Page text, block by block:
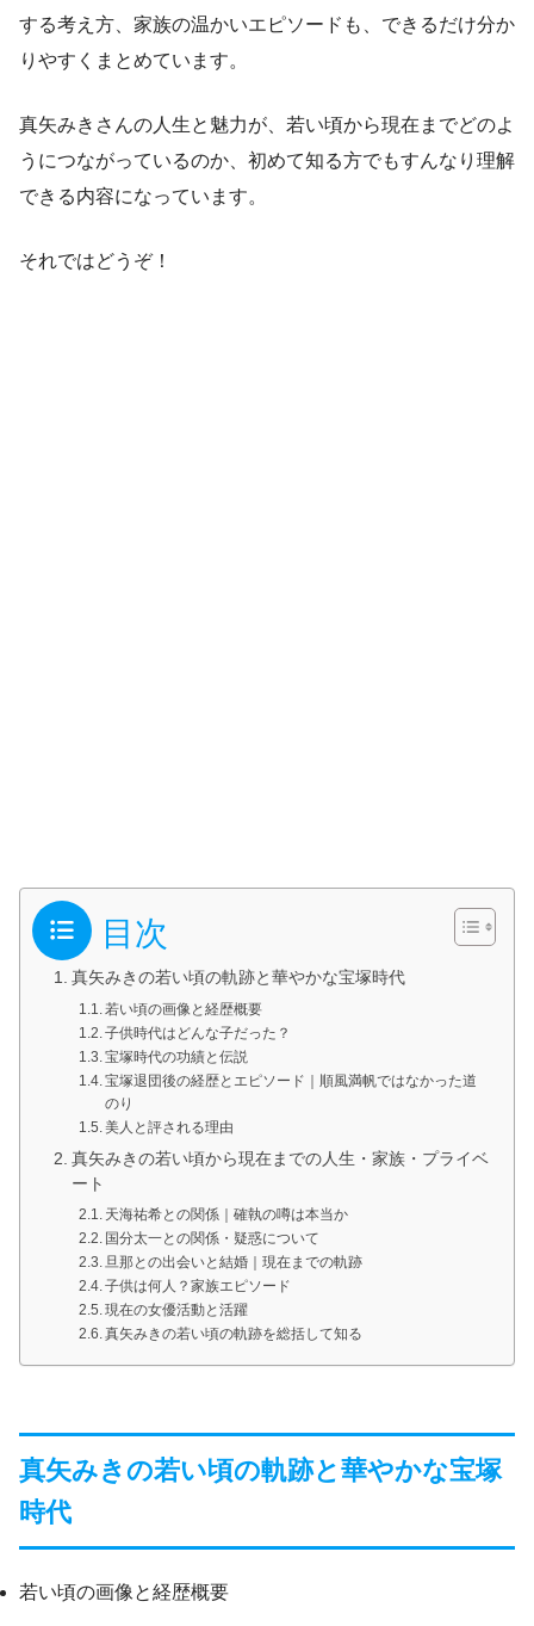
する考え方、家族の温かいエピソードも、できるだけ分か
りやすくまとめています。
真矢みきさんの人生と魅力が、若い頃から現在までどのよ
うにつながっているのか、初めて知る方でもすんなり理解
できる内容になっています。
それではどうぞ！
目次
真矢みきの若い頃の軌跡と華やかな宝塚時代
若い頃の画像と経歴概要
子供時代はどんな子だった？
宝塚時代の功績と伝説
宝塚退団後の経歴とエピソード｜順風満帆ではなかった道
のり
美人と評される理由
真矢みきの若い頃から現在までの人生・家族・プライベ
ート
天海祐希との関係｜確執の噂は本当か
国分太一との関係・疑惑について
旦那との出会いと結婚｜現在までの軌跡
子供は何人？家族エピソード
現在の女優活動と活躍
真矢みきの若い頃の軌跡を総括して知る
真矢みきの若い頃の軌跡と華やかな宝塚
時代
若い頃の画像と経歴概要